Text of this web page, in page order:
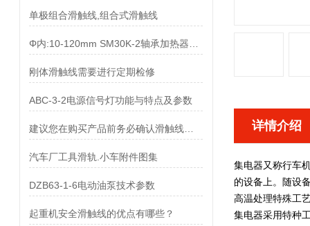
单极组合滑触线,组合式滑触线
刚体滑触线需要进行定期检修
ABC-3-2电源信号灯功能与特点及参数
汽车厂工具滑轨.小车附件图集
DZB63-1-6电动油泵技术参数
起重机安全滑触线的优点有哪些？
详情介绍
集电器又称行车
的设备上。随设
高温处理特殊工
集电器采用特种